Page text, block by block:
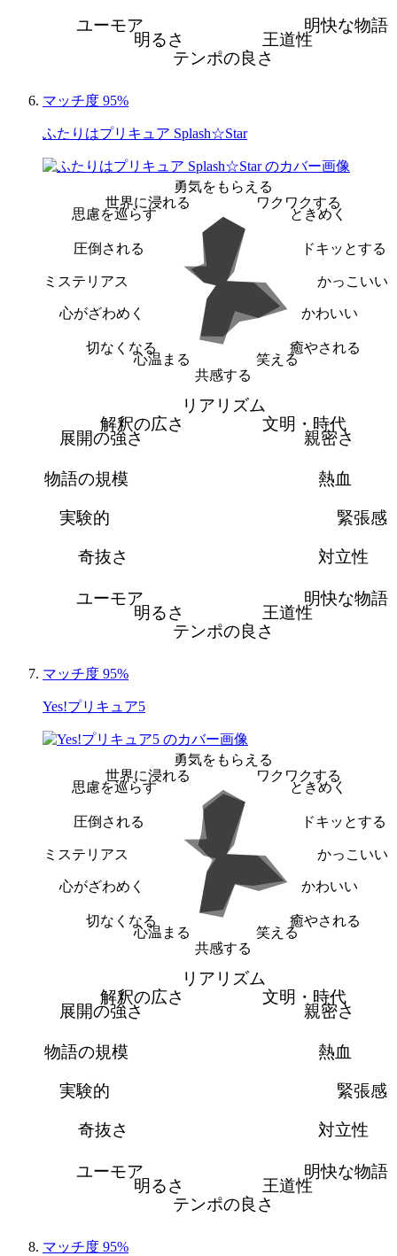
明快な物語
王道性
テンポの良さ
明るさ
ユーモア
マッチ度 95%
ふたりはプリキュア Splash☆Star
勇気をもらえる
ワクワクする
ときめく
ドキッとする
かっこいい
かわいい
癒やされる
笑える
共感する
心温まる
切なくなる
心がざわめく
ミステリアス
圧倒される
思慮を巡らす
世界に浸れる
リアリズム
文明・時代
親密さ
熱血
緊張感
対立性
明快な物語
王道性
テンポの良さ
明るさ
ユーモア
奇抜さ
実験的
物語の規模
展開の強さ
解釈の広さ
マッチ度 95%
Yes!プリキュア5
勇気をもらえる
ワクワクする
ときめく
ドキッとする
かっこいい
かわいい
癒やされる
笑える
共感する
心温まる
切なくなる
心がざわめく
ミステリアス
圧倒される
思慮を巡らす
世界に浸れる
リアリズム
文明・時代
親密さ
熱血
緊張感
対立性
明快な物語
王道性
テンポの良さ
明るさ
ユーモア
奇抜さ
実験的
物語の規模
展開の強さ
解釈の広さ
マッチ度 95%